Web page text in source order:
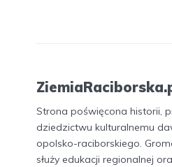
Strona poświęcona historii,
dziedzictwu kulturalnemu
opolsko-raciborskiego.
służy edukacji regionalnej